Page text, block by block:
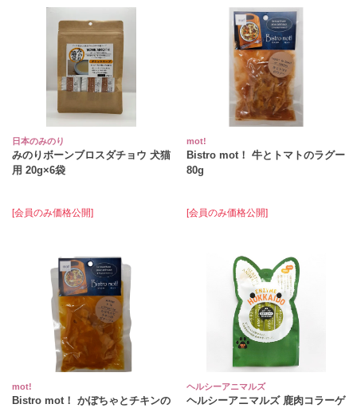
日本のみのり
みのりボーンブロスダチョウ 犬猫
用 20g×6袋
[会員のみ価格公開]
mot!
Bistro mot！ 牛とトマトのラグー
80g
[会員のみ価格公開]
mot!
Bistro mot！ かぼちゃとチキンの
ヘルシーアニマルズ
ヘルシーアニマルズ 鹿肉コラーゲ